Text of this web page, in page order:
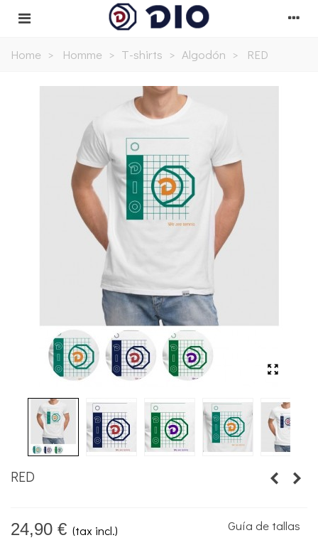
Home > Homme > T-shirts > Algodón > RED
RED
24,90 € (tax incl.) Guía de tallas